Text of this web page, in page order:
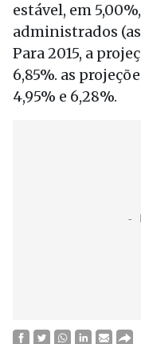
estável, em
administrados
Para 2015, a
6,85%. as
4,95% e 6,28%.